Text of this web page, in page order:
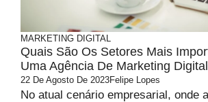
MARKETING DIGITAL
Quais São Os Setores Mais
Uma Agência De Marketing
22 De Agosto De 2023Felipe Lopes
No atual cenário empresarial, onde